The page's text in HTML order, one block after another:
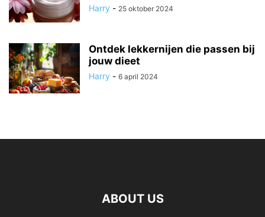
Harry - 25 oktober 2024
Ontdek lekkernijen die passen bij
jouw dieet
Harry - 6 april 2024
ABOUT US